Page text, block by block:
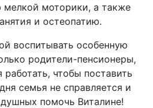
мелкой моторики, а также
и остеопатию.
воспитывать особенную
родители-пенсионеры,
чтобы поставить
семья не справляется и
помочь Виталине!